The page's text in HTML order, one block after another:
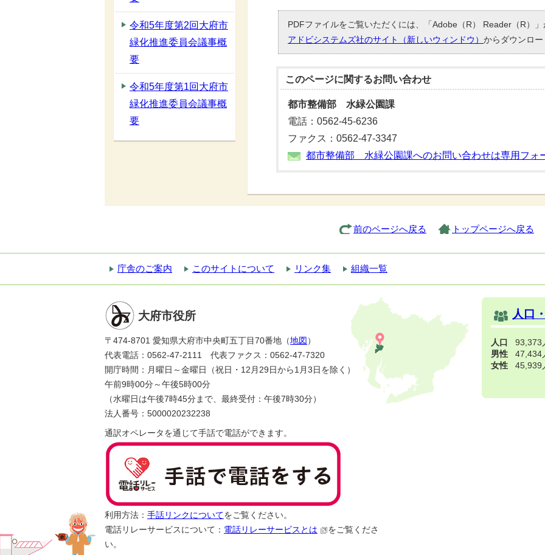
PDFファイルをご覧いただくには、「Adobe（R） Reader（R）
アドビシステムズ社のサイト（新しいウィンドウ） からダウンロ
このページに関するお問い合わせ
都市整備部 水緑公園課
電話：0562-45-6236
ファクス：0562-47-3347
都市整備部 水緑公園課へのお問い合わせは専用フォ
令和5年度第2回大府市
緑化推進委員会議事概
要
令和5年度第1回大府市
緑化推進委員会議事概
要
前のページへ戻る トップページへ戻る
庁舎のご案内 このサイトについて リンク集 組織一覧
大府市役所
〒474-8701 愛知県大府市中央町五丁目70番地（地図 ）
代表電話：0562-47-2111 代表ファクス：0562-47-7320
開庁時間：月曜日～金曜日（祝日・12月29日から1月3日を除く）
午前9時00分～午後5時00分
（水曜日は午後7時45分まで、最終受付：午後7時30分）
法人番号：5000020232238
通訳オペレータを通じて手話で電話ができます。
利用方法： 手話リンクについてをご覧ください。
電話リレーサービスについて： 電話リレーサービスとは
をご覧くださ
い。
人口
人口
93,373
男性
47,434
女性
45,939